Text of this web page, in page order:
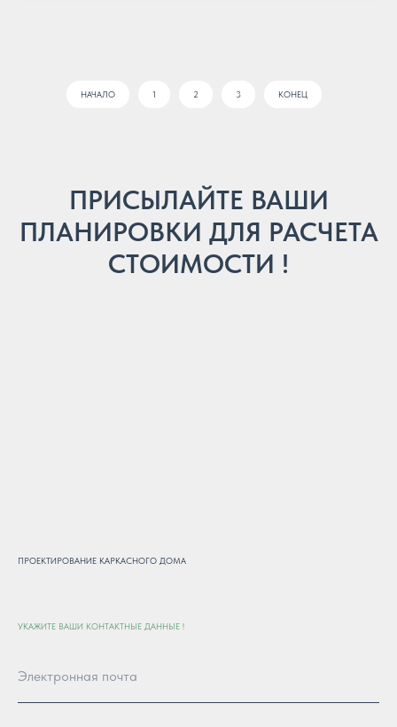
НАЧАЛО 1 2 3 КОНЕЦ
ПРИСЫЛАЙТЕ ВАШИ
ПЛАНИРОВКИ ДЛЯ РАСЧЕТА
СТОИМОСТИ !
ПРОЕКТИРОВАНИЕ КАРКАСНОГО ДОМА
УКАЖИТЕ ВАШИ КОНТАКТНЫЕ ДАННЫЕ !